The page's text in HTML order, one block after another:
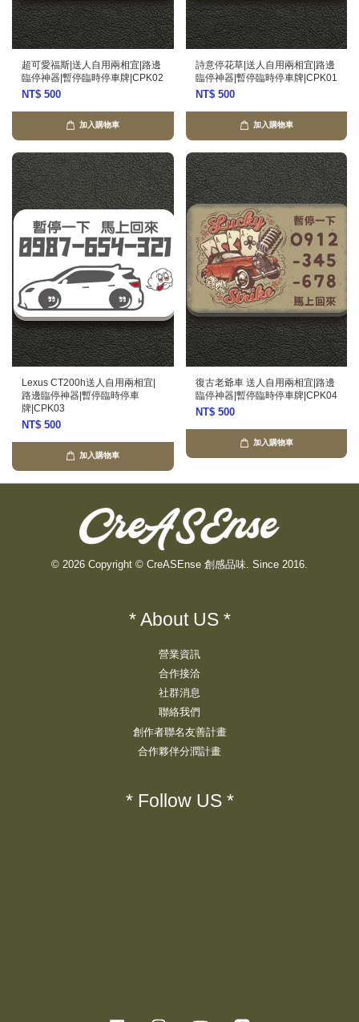
超可愛福斯|送人自用兩相宜|路邊
臨停神器|暫停臨時停車牌|CPK02
NT$ 500
加入購物車
詩意停花草|送人自用兩相宜|路邊
臨停神器|暫停臨時停車牌|CPK01
NT$ 500
加入購物車
Lexus CT200h送人自用兩相宜|
路邊臨停神器|暫停臨時停車
牌|CPK03
NT$ 500
加入購物車
復古老爺車 送人自用兩相宜|路邊
臨停神器|暫停臨時停車牌|CPK04
NT$ 500
加入購物車
© 2026 Copyright © CreASEnse 創感品味. Since 2016.
* About US *
營業資訊
合作接洽
社群消息
聯絡我們
創作者聯名友善計畫
合作夥伴分潤計畫
* Follow US *